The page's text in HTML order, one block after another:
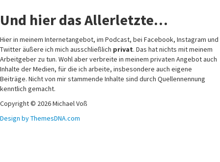
Und hier das Allerletzte…
Hier in meinem Internetangebot, im Podcast, bei Facebook, Instagram und
Twitter äußere ich mich ausschließlich privat. Das hat nichts mit meinem
Arbeitgeber zu tun. Wohl aber verbreite in meinem privaten Angebot auch
Inhalte der Medien, für die ich arbeite, insbesondere auch eigene
Beiträge. Nicht von mir stammende Inhalte sind durch Quellennennung
kenntlich gemacht.
Copyright © 2026 Michael Voß
Design by ThemesDNA.com